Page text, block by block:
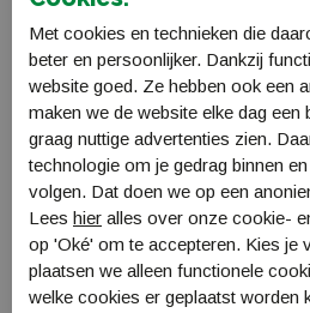
katoen mummy
CM44
€ 29,99
€
Met cookies en technieken die
beter en persoonlijker. Dankzij
website goed. Ze hebben ook een
maken we de website elke dag een
graag nuttige advertenties zien.
technologie om je gedrag binnen
volgen. Dat doen we op een
Lees hier alles over onze cookie-
op 'Oké' om te accepteren. Kies je
plaatsen we alleen functionele
welke cookies er geplaatst worden